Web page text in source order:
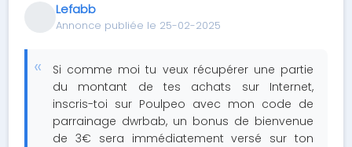
Lefabb
Annonce publiée le 25-02-2025
Si comme moi tu veux récupérer une partie
du montant de tes achats sur Internet,
inscris-toi sur Poulpeo avec mon code de
parrainage dwrbab, un bonus de bienvenue
de 3€ sera immédiatement versé sur ton